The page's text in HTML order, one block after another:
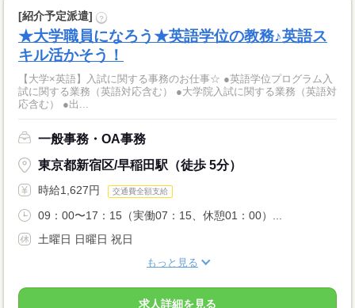
[紹介予定派遣] ?
★大学職員になろう★英語学位の教務♪英語ス
キル活かそう！
【大学×英語】入試に関する事務のお仕事☆ ●英語学位プログラム入
試に関する業務（英語対応含む） ●大学院入試に関する業務（英語対
応含む） ●出...
一般事務・OA事務
東京都新宿区/早稲田駅（徒歩 5分）
時給1,627円 交通費全額支給
09：00〜17：15（実働07：15、休憩01：00）...
土曜日 日曜日 祝日
もっと見る
求人詳細を見る